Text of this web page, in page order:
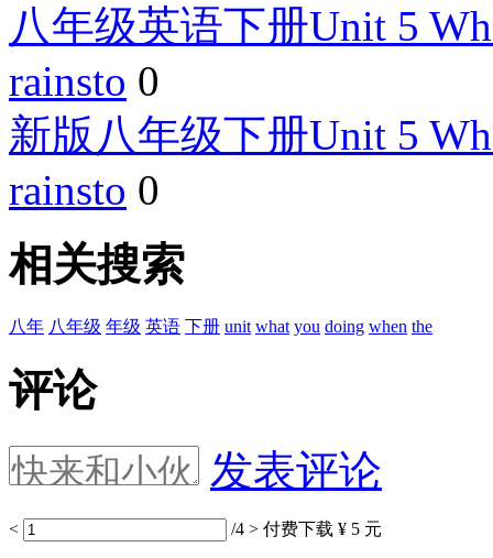
八年级英语下册Unit 5
rainsto 0
新版八年级下册Unit 5
rainsto 0
相关搜索
八年 八年级 年级 英语 下册 unit what you doing when the
评论
发表评论
< /4 > 付费下载 ¥ 5 元